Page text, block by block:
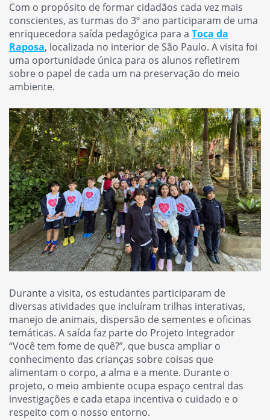
Com o propósito de formar cidadãos cada vez mais
conscientes, as turmas do 3º ano participaram de uma
enriquecedora saída pedagógica para a Toca da
Raposa, localizada no interior de São Paulo. A visita foi
uma oportunidade única para os alunos refletirem
sobre o papel de cada um na preservação do meio
ambiente.
Durante a visita, os estudantes participaram de
diversas atividades que incluíram trilhas interativas,
manejo de animais, dispersão de sementes e oficinas
temáticas. A saída faz parte do Projeto Integrador
“Você tem fome de quê?”, que busca ampliar o
conhecimento das crianças sobre coisas que
alimentam o corpo, a alma e a mente. Durante o
projeto, o meio ambiente ocupa espaço central das
investigações e cada etapa incentiva o cuidado e o
respeito com o nosso entorno.